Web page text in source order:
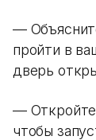
—
пройти в
дверь
— Откройте
чтобы